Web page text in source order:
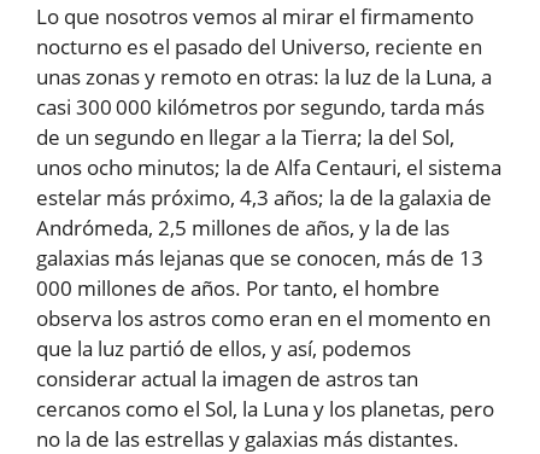
Lo que nosotros vemos al mirar el firmamento
nocturno es el pasado del Universo, reciente en
unas zonas y remoto en otras: la luz de la Luna, a
casi 300 000 kilómetros por segundo, tarda más
de un segundo en llegar a la Tierra; la del Sol,
unos ocho minutos; la de Alfa Centauri, el sistema
estelar más próximo, 4,3 años; la de la galaxia de
Andrómeda, 2,5 millones de años, y la de las
galaxias más lejanas que se conocen, más de 13
000 millones de años. Por tanto, el hombre
observa los astros como eran en el momento en
que la luz partió de ellos, y así, podemos
considerar actual la imagen de astros tan
cercanos como el Sol, la Luna y los planetas, pero
no la de las estrellas y galaxias más distantes.